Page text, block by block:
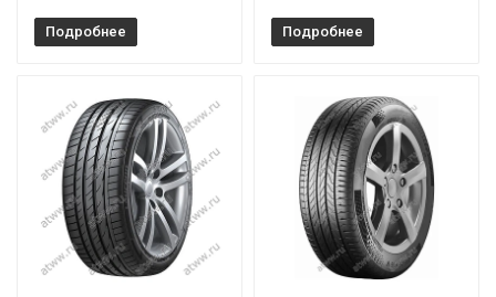
Подробнее Подробнее